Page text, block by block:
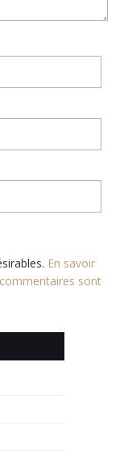
En savoir
sont